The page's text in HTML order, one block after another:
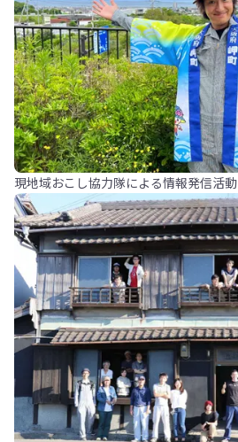
現地域おこし協力隊による情報発信活動